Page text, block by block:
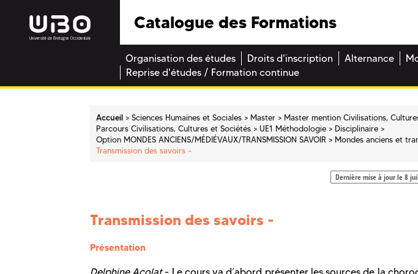
Catalogue des Formations
Organisation des études Droits d'inscription Alternance
Reprise d'études / Formation continue
Accueil Sciences Humaines et Sociales Master
Master mention Civilisations,
Parcours Civilisations, Cultures et Sociétés
UE1 Méthodologie
Disciplinaire
Option MONDES ANCIENS/MÉDIÉVAUX/TRANSMISSION SAVOIR
Mondes anciens et
Transmission des savoirs -
Dernière mise à jour le 8
Transmission des savoirs -
Présentation